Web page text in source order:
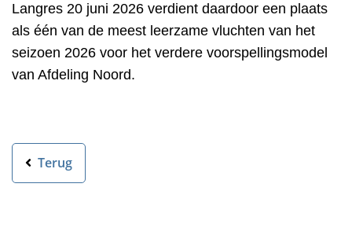
Langres 20 juni 2026 verdient daardoor een plaats
als één van de meest leerzame vluchten van het
seizoen 2026 voor het verdere voorspellingsmodel
van Afdeling Noord.
Terug